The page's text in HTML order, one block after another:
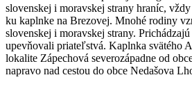
slovenskej i moravskej strany hraníc,
ku kaplnke na Brezovej. Mnohé rodiny
slovenskej i moravskej strany.
upevňovali priateľstvá. Kaplnka svätého
lokalite Zápechová severozápadne od
napravo nad cestou do obce Nedašova